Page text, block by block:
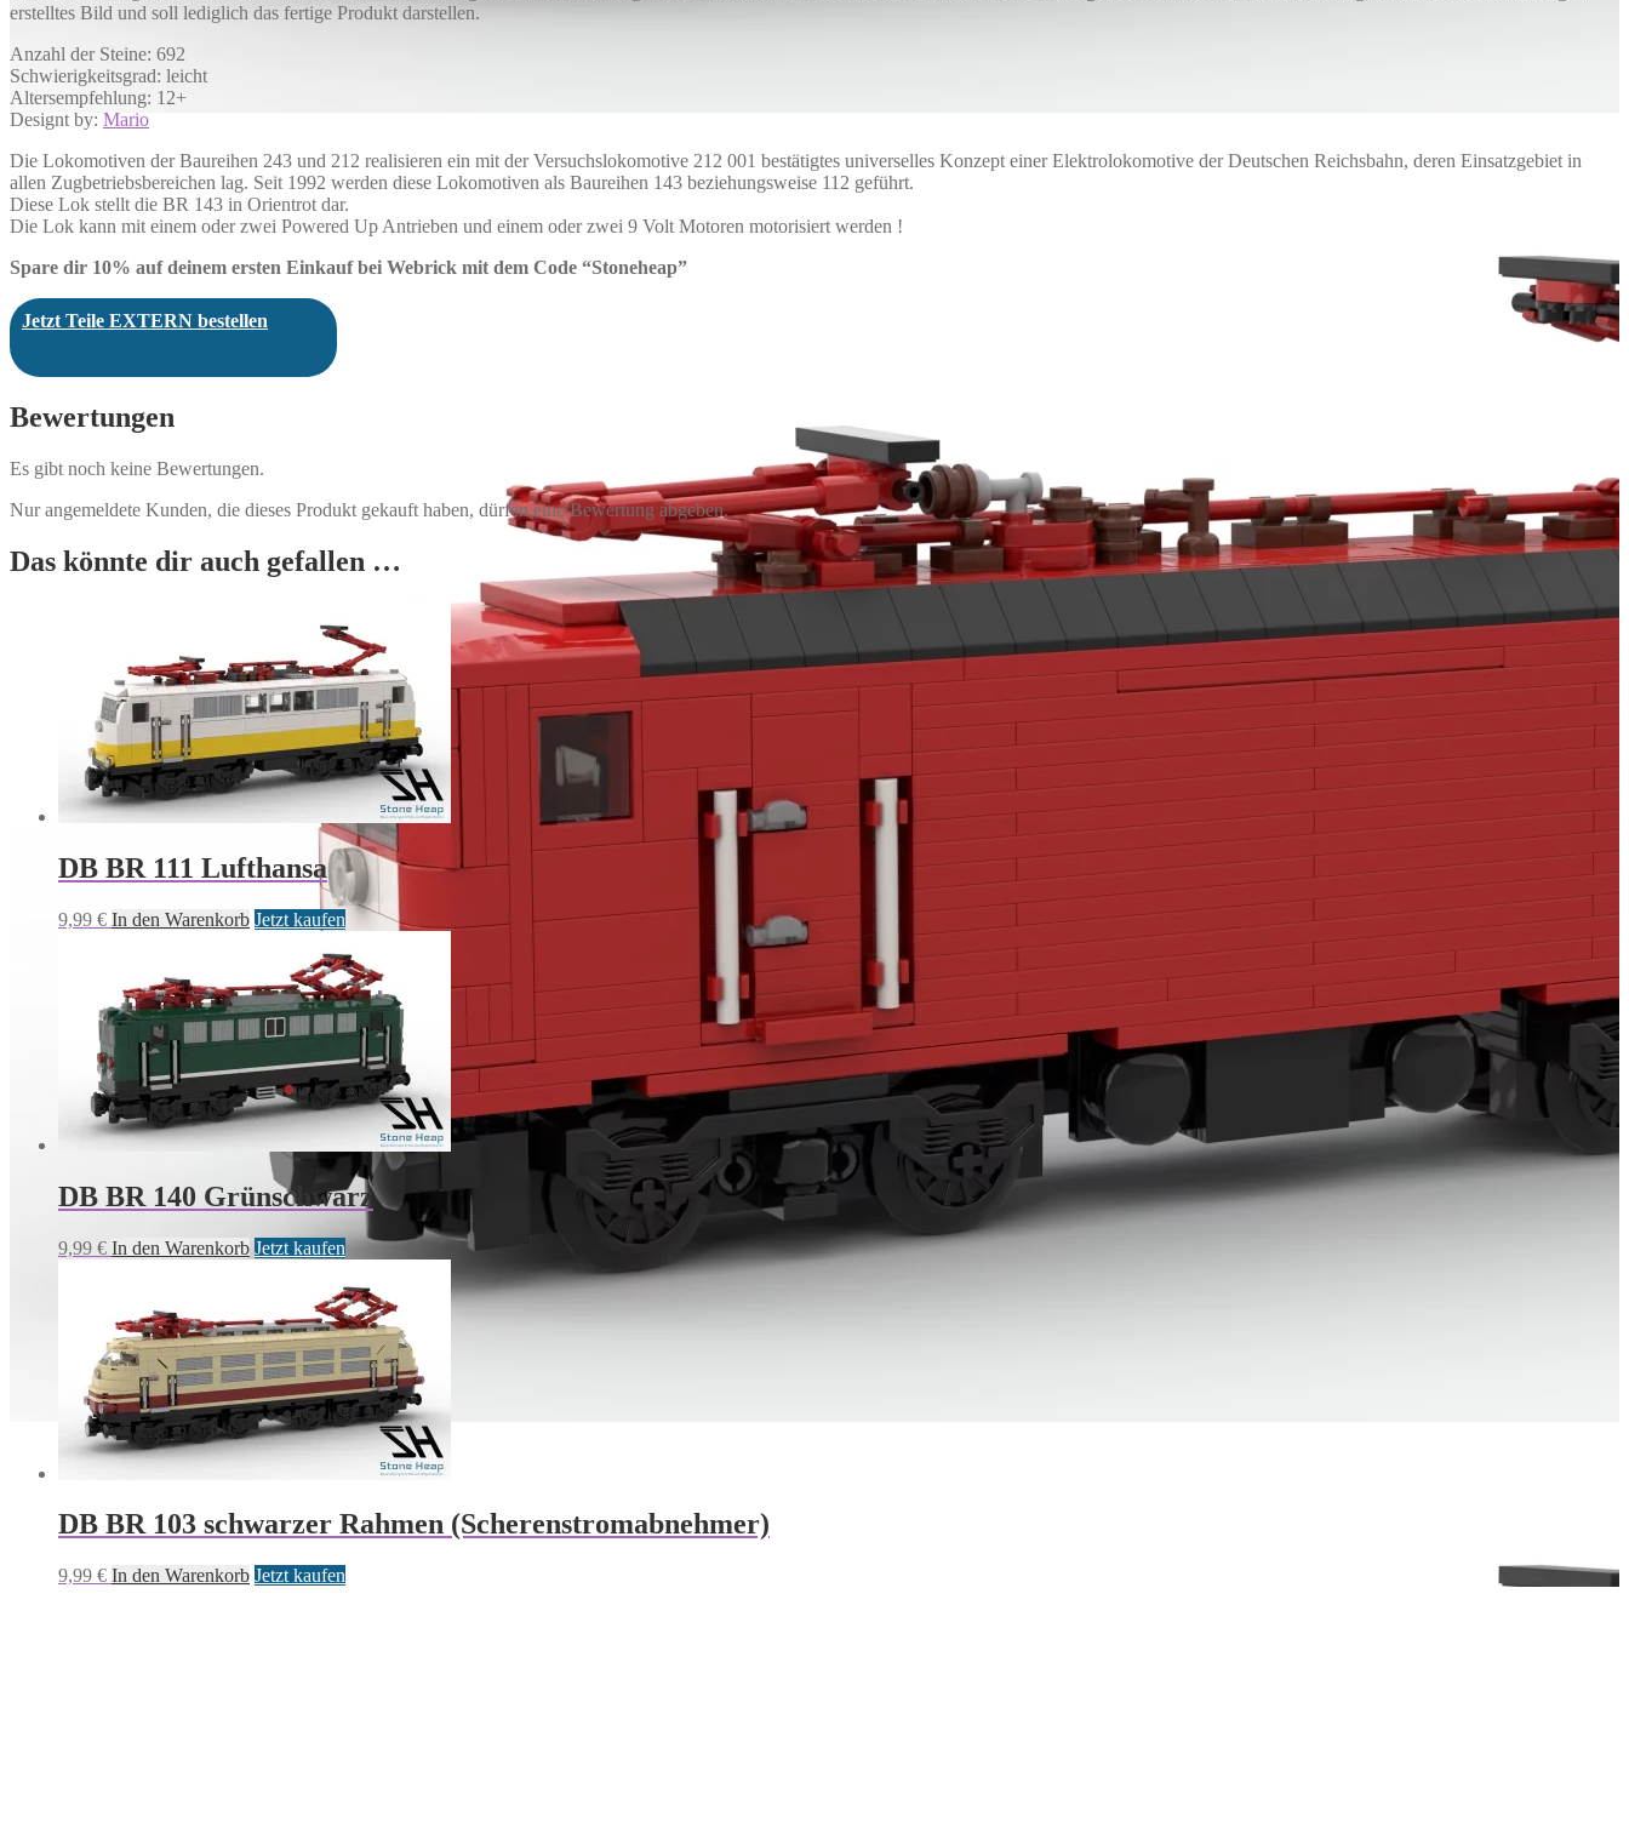
erstelltes Bild und soll lediglich das fertige Produkt darstellen.
Anzahl der Steine: 692
Schwierigkeitsgrad: leicht
Altersempfehlung: 12+
Designt by: Mario
Die Lokomotiven der Baureihen 243 und 212 realisieren ein mit der Versuchslokomotive 212 001 bestätigtes universelles Konzept einer Elektrolokomotive der Deutschen Reichsbahn, deren Einsatzgebiet in
allen Zugbetriebsbereichen lag. Seit 1992 werden diese Lokomotiven als Baureihen 143 beziehungsweise 112 geführt.
Diese Lok stellt die BR 143 in Orientrot dar.
Die Lok kann mit einem oder zwei Powered Up Antrieben und einem oder zwei 9 Volt Motoren motorisiert werden !
Spare dir 10% auf deinem ersten Einkauf bei Webrick mit dem Code “Stoneheap”
Jetzt Teile EXTERN bestellen
Bewertungen
Es gibt noch keine Bewertungen.
Nur angemeldete Kunden, die dieses Produkt gekauft haben, dürfen eine Bewertung abgeben.
Das könnte dir auch gefallen …
DB BR 111 Lufthansa
9,99 € In den Warenkorb Jetzt kaufen
DB BR 140 Grünschwarz
9,99 € In den Warenkorb Jetzt kaufen
DB BR 103 schwarzer Rahmen (Scherenstromabnehmer)
9,99 € In den Warenkorb Jetzt kaufen